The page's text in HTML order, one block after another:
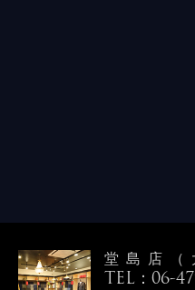
堂島店（
TEL：06-